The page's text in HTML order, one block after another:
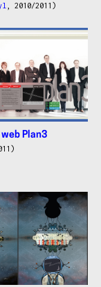
, 2010/2011)
Plan3